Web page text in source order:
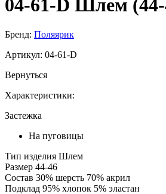
04-61-D Шлем
Бренд: Поляярик
Артикул: 04-61-D
Вернуться
Характеристики:
Застежка
На пуговицы
Тип изделия Шлем
Размер 44-46
Состав 30% шерсть 70% акрил
Подклад 95% хлопок 5% эластан